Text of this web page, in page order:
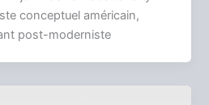
conceptuel américain,
post-moderniste